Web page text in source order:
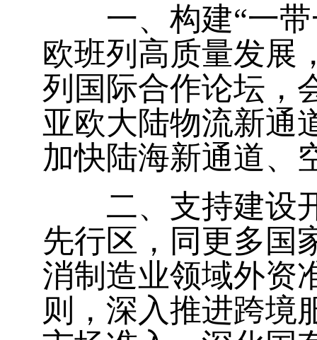
一、构建“一带
欧班列高质量发展
列国际合作论坛，
亚欧大陆物流新通
加快陆海新通道、
二、支持建设开
先行区，同更多国
消制造业领域外资
则，深入推进跨境